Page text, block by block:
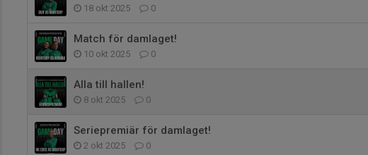
18 okt 2025 0
Match för damlaget!
10 okt 2025 0
Alla till hallen!
8 okt 2025 0
Seriepremiär för damlaget!
2 okt 2025 0